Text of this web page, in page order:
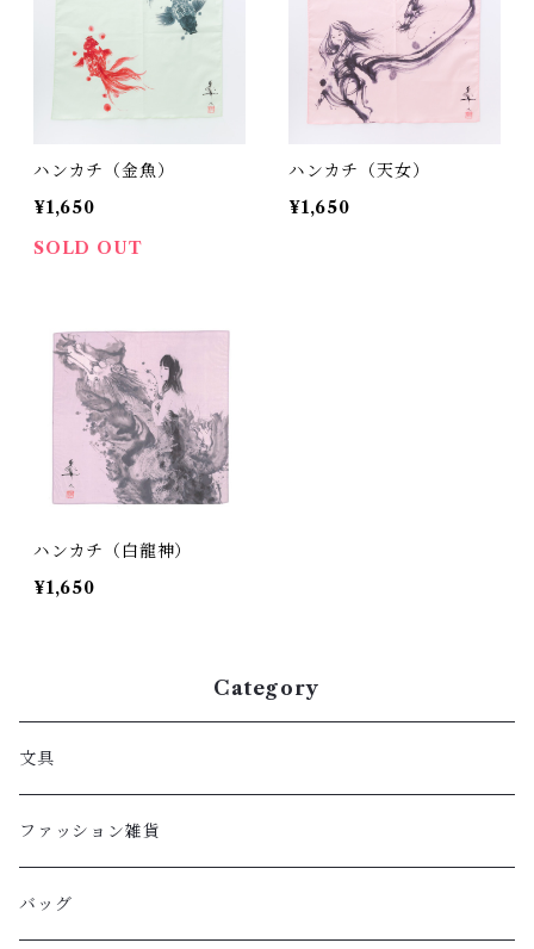
ハンカチ（金魚）
¥1,650
SOLD OUT
ハンカチ（天女）
¥1,650
ハンカチ（白龍神）
¥1,650
Category
文具
ファッション雑貨
バッグ